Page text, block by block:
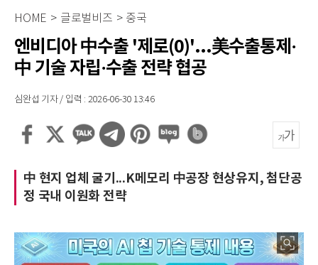
HOME > 글로벌비즈 > 중국
엔비디아 中수출 '제로(0)'...美수출통제·
中 기술 자립·수출 전략 협공
심완섭 기자 / 입력 : 2026-06-30 13:46
中 현지 업체 굴기...K메모리 中공장 현상유지, 첨단공
정 국내 이원화 전략